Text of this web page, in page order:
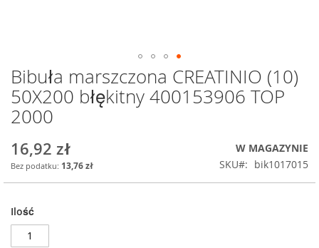
Przejdź
na
początek
galerii
Bibuła marszczona CREATINIO (10)
50X200 błękitny 400153906 TOP
2000
16,92 zł
13,76 zł
W MAGAZYNIE
SKU
bik1017015
Ilość